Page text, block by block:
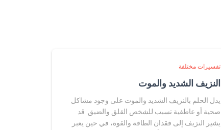
تفسيرات مختلفة
النزيف الشديد والموت
يدل الحلم بالنزيف الشديد والموت على وجود مشاكل
صحية أو عاطفية تسبب للشخص القلق والضيق. قد
يشير النزيف إلى فقدان الطاقة والقوة، في حين يعبر